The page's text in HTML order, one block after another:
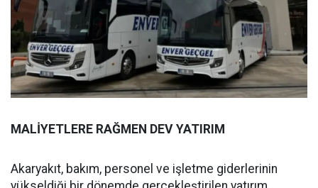
MALİYETLERE RAĞMEN DEV YATIRIM
Akaryakıt, bakım, personel ve işletme giderlerinin